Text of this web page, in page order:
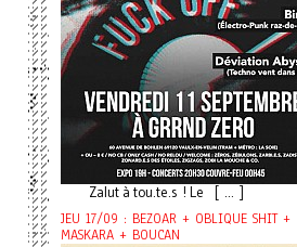
Zalut à tou.te.s ! Le [ ... ]
JEU 17/09 : BEZOAR + OBLIQUE SHIT +
MASKARA + BOUCAN